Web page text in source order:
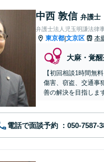
中西 敦信 弁護士
弁護士法人児玉明謙法律
東京都|文京区 本
大麻・覚醒
【初回相談1時間無
傷害、窃盗、交通事
善の解決を目指しま
電話で面談予約